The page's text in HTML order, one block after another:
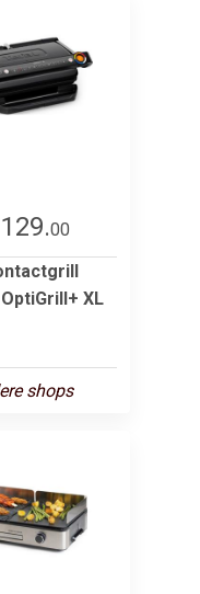
00
XL
shops